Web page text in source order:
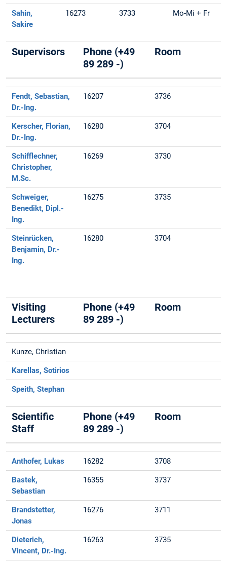
Sahin,
Sakire
16273 3733 Mo-Mi + Fr
Supervisors
Phone (+49
89 289 -)
Room
Fendt, Sebastian,
Dr.-Ing.
16207 3736
Kerscher, Florian,
Dr.-Ing.
16280 3704
Schifflechner,
Christopher,
M.Sc.
16269 3730
Schweiger,
Benedikt, Dipl.-
Ing.
16275 3735
Steinrücken,
Benjamin, Dr.-
Ing.
16280 3704
Visiting
Lecturers
Phone (+49
89 289 -)
Room
Kunze, Christian
Karellas, Sotirios
Speith, Stephan
Scientific
Staff
Phone (+49
89 289 -)
Room
Anthofer, Lukas 16282 3708
Bastek,
Sebastian
16355 3737
Brandstetter,
Jonas
16276 3711
Dieterich,
Vincent, Dr.-Ing.
16263 3735